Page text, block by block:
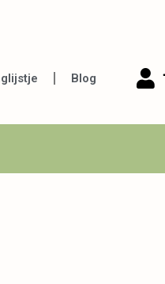
Blog